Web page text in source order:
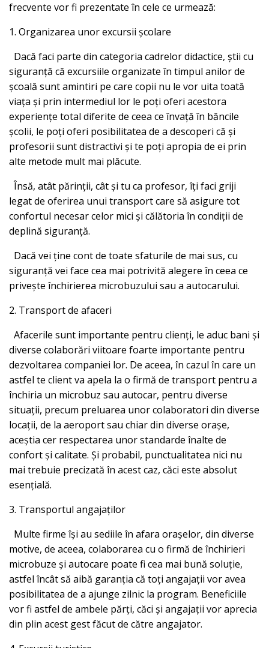
frecvente vor fi prezentate în cele ce urmează:
1. Organizarea unor excursii școlare
Dacă faci parte din categoria cadrelor didactice, știi cu
siguranță că excursiile organizate în timpul anilor de
școală sunt amintiri pe care copii nu le vor uita toată
viața și prin intermediul lor le poți oferi acestora
experiențe total diferite de ceea ce învață în băncile
școlii, le poți oferi posibilitatea de a descoperi că și
profesorii sunt distractivi și te poți apropia de ei prin
alte metode mult mai plăcute.
Însă, atât părinții, cât și tu ca profesor, îți faci griji
legat de oferirea unui transport care să asigure tot
confortul necesar celor mici și călătoria în condiții de
deplină siguranță.
Dacă vei ține cont de toate sfaturile de mai sus, cu
siguranță vei face cea mai potrivită alegere în ceea ce
privește închirierea microbuzului sau a autocarului.
2. Transport de afaceri
Afacerile sunt importante pentru clienți, le aduc bani și
diverse colaborări viitoare foarte importante pentru
dezvoltarea companiei lor. De aceea, în cazul în care un
astfel te client va apela la o firmă de transport pentru a
închiria un microbuz sau autocar, pentru diverse
situații, precum preluarea unor colaboratori din diverse
locații, de la aeroport sau chiar din diverse orașe,
aceștia cer respectarea unor standarde înalte de
confort și calitate. Și probabil, punctualitatea nici nu
mai trebuie precizată în acest caz, căci este absolut
esențială.
3. Transportul angajaților
Multe firme își au sediile în afara orașelor, din diverse
motive, de aceea, colaborarea cu o firmă de închirieri
microbuze și autocare poate fi cea mai bună soluție,
astfel încât să aibă garanția că toți angajații vor avea
posibilitatea de a ajunge zilnic la program. Beneficiile
vor fi astfel de ambele părți, căci și angajații vor aprecia
din plin acest gest făcut de către angajator.